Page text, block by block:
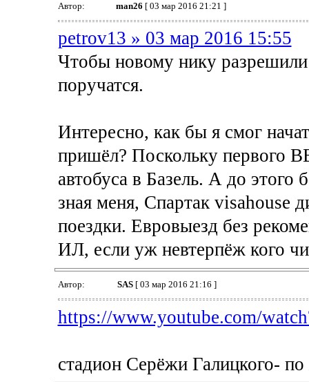
Автор: man26 [ 03 мар 2016 21:21 ]
petrov13 » 03 мар 2016 15:55
Чтобы новому нику разрешили
поручатся.
Интересно, как бы я смог
пришёл? Поскольку первого
автобуса в Базель. А до этого
зная меня, Спартак visahouse
поездки. Евровыезд без
ИЛ, если уж невтерпёж кого
Автор: SAS[ 03 мар 2016 21:16 ]
https://www.youtube.com/
стадион Серёжи Галицкого-